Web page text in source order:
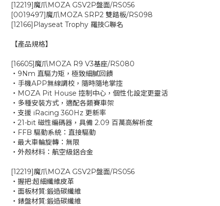
[12219]魔爪MOZA GSV2P盤面/RS056
[0019497]魔爪MOZA SRP2 雙踏板/RS098
[12166]Playseat Trophy 羅技G聯名
【產品規格】
[16605]魔爪MOZA R9 V3基座/RS080
‧9Nm 直驅力矩，極致細膩回饋
‧手機APP無線調校，隨時隨地掌控
‧MOZA Pit House 控制中心，個性化設定更靈活
‧多種安裝方式，適配各類賽車架
‧支援 iRacing 360Hz 更新率
‧21-bit 磁性編碼器，具備 2.09 百萬高解析度
‧FFB 驅動系統：直接驅動
‧最大車輪旋轉：無限
‧外殼材料：航空級鋁合金
[12219]魔爪MOZA GSV2P盤面/RS056
‧握把:超細纖維皮革
‧面板材質:鍛造碳纖維
‧錶盤材質:鍛造碳纖維